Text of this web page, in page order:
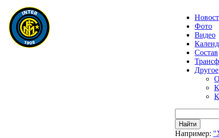
Фото
Видео
Состав
Другое
Найти
Например: